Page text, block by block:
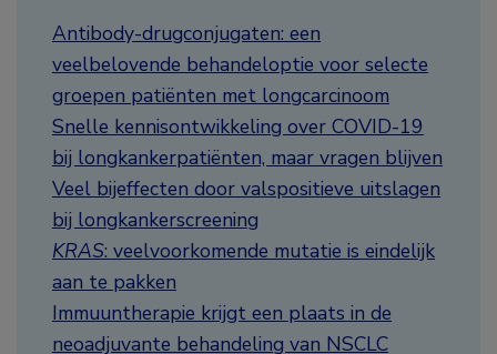
Antibody-drugconjugaten: een
veelbelovende behandeloptie voor selecte
groepen patiënten met longcarcinoom
Snelle kennisontwikkeling over COVID-19
bij longkankerpatiënten, maar vragen blijven
Veel bijeffecten door valspositieve uitslagen
bij longkankerscreening
KRAS: veelvoorkomende mutatie is eindelijk
aan te pakken
Immuuntherapie krijgt een plaats in de
neoadjuvante behandeling van NSCLC